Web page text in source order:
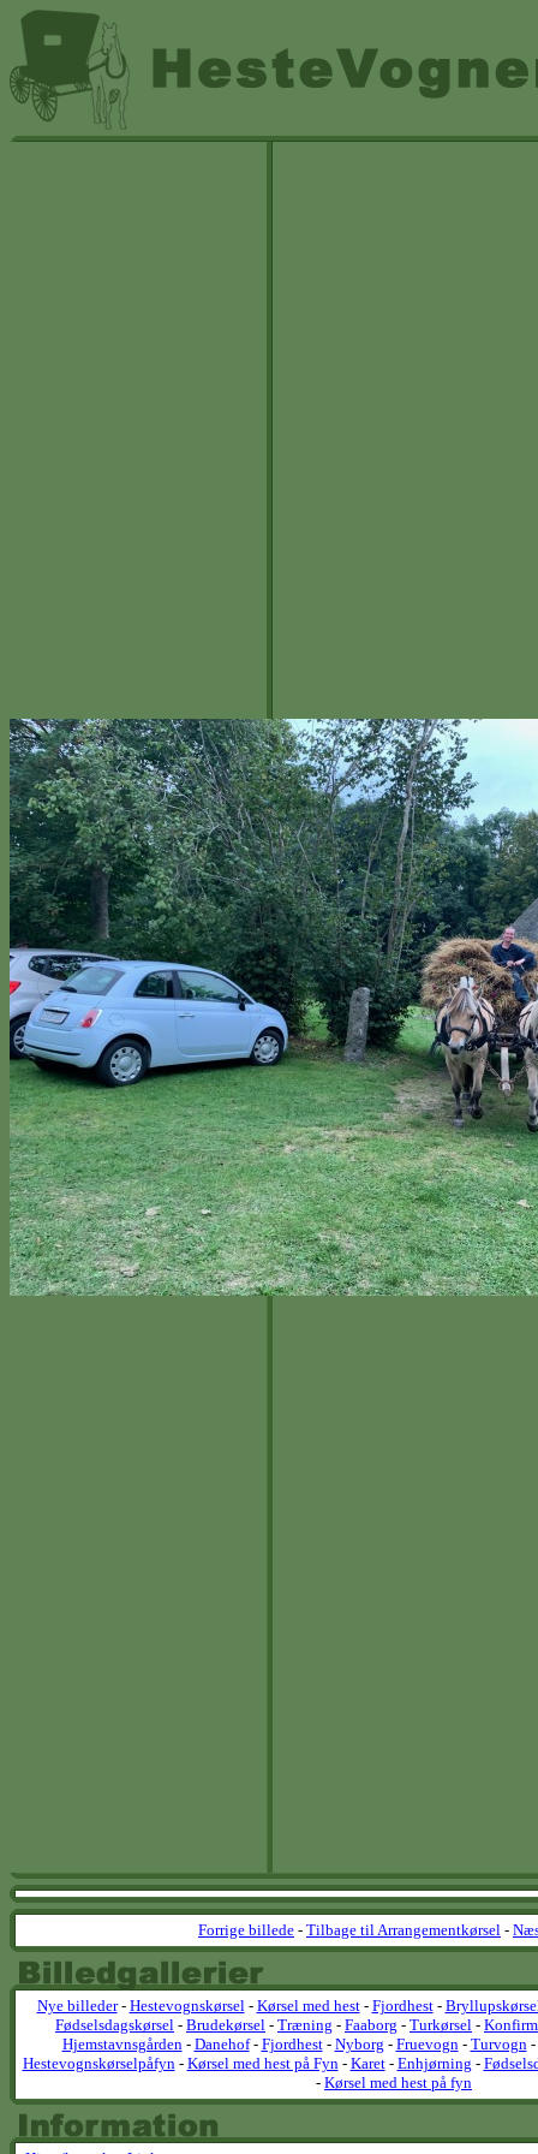
Forrige billede - Tilbage til Arrangementkørsel -
Nye billeder- Hestevognskørsel- Kørsel med hest- Fjordhest-
Fødselsdagskørsel - Brudekørsel - Træning - Faaborg - Turkørsel -
Hjemstavnsgården- Danehof- Fjordhest- Nyborg - Fruevogn- Turvogn-
Hestevognskørselpåfyn- Kørsel med hest på Fyn- Karet- Enhjørning -
- Kørsel med hest på fyn